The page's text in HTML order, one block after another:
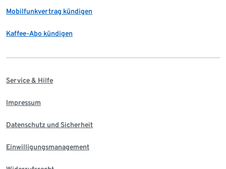
Mobilfunkvertrag kündigen
Kaffee-Abo kündigen
Service & Hilfe
Impressum
Datenschutz und Sicherheit
Einwilligungsmanagement